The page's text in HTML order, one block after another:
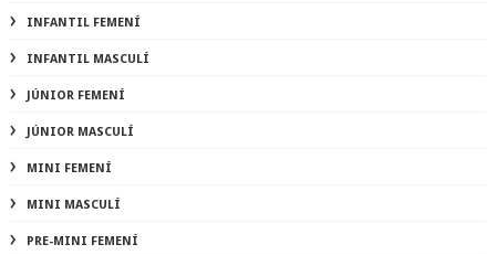
INFANTIL FEMENÍ
INFANTIL MASCULÍ
JÚNIOR FEMENÍ
JÚNIOR MASCULÍ
MINI FEMENÍ
MINI MASCULÍ
PRE-MINI FEMENÍ